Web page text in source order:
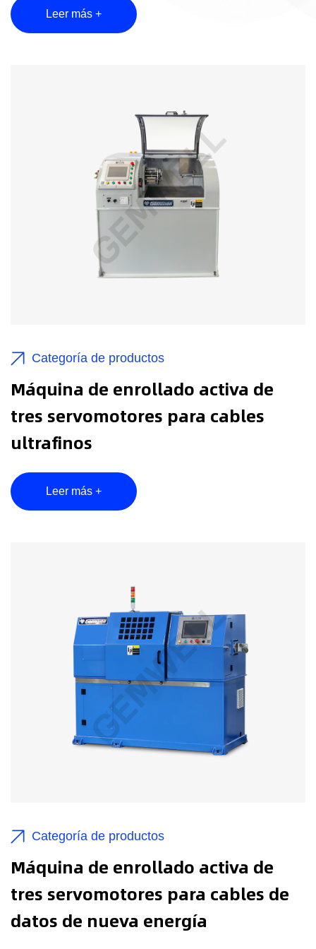
adopte la velocidad y los modos de torque, que no
relativa a la cabeza giratoria. Cuando el bailarín de
tensión pasa sobre la posición cero preestablecida y
se mueve a lo largo de la misma dirección que la
rotación del marco de grabación, significa que la
velocidad del servomotor de la recompensa de la
cinta es lenta, lo que hace que el codificador
transmita una señal de voltaje PID a Servo Motion
estable.
Leer más +
Categoría de productos
Máquina de enrollado activa de
tres servomotores para cables
ultrafinos
Leer más +
Categoría de productos
Máquina de enrollado activa de
tres servomotores para cables de
datos de nueva energía